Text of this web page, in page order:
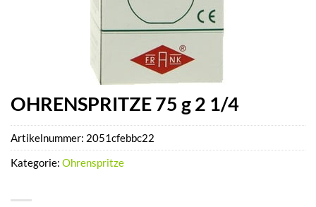
OHRENSPRITZE 75 g 2 1/4
Artikelnummer: 2051cfebbc22
Kategorie: Ohrenspritze